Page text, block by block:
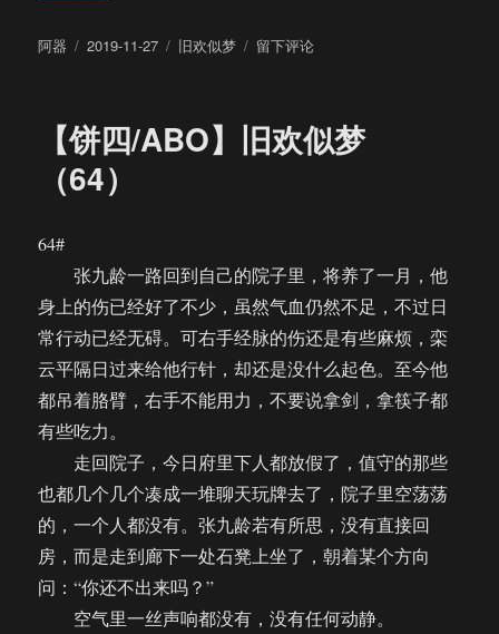
作
阿器
发
2019-11-27
分
旧欢似梦
于
欢
似
留下评论
【饼四/ABO】旧欢似梦
（64）
64#
张九龄一路回到自己的院子里，将养了一月，他
身上的伤已经好了不少，虽然气血仍然不足，不过日
常行动已经无碍。可右手经脉的伤还是有些麻烦，栾
云平隔日过来给他行针，却还是没什么起色。至今他
都吊着胳臂，右手不能用力，不要说拿剑，拿筷子都
有些吃力。
走回院子，今日府里下人都放假了，值守的那些
也都几个几个凑成一堆聊天玩牌去了，院子里空荡荡
的，一个人都没有。张九龄若有所思，没有直接回
房，而是走到廊下一处石凳上坐了，朝着某个方向
问：“你还不出来吗？”
空气里一丝声响都没有，没有任何动静。